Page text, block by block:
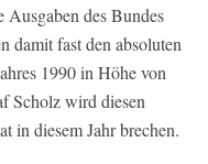
des Bundes
damit fast den absoluten
1990 in Höhe von
Scholz wird diesen
in diesem Jahr brechen.